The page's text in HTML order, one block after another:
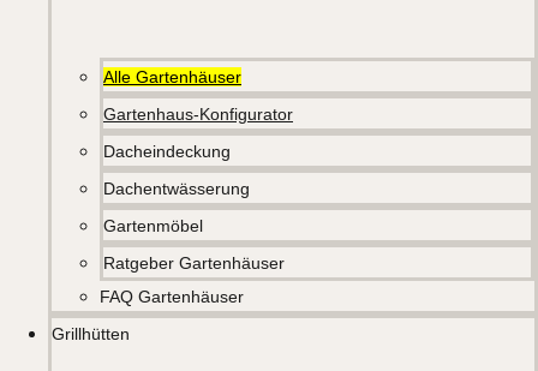
Alle Gartenhäuser
Gartenhaus-Konfigurator
Dacheindeckung
Dachentwässerung
Gartenmöbel
Ratgeber Gartenhäuser
FAQ Gartenhäuser
Grillhütten